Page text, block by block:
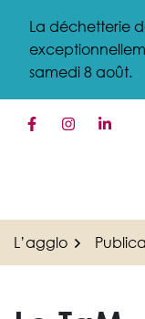
contenu
La déchetterie
samedi 8 août.
Lien vers le
Lien vers
Lien
L’agglo